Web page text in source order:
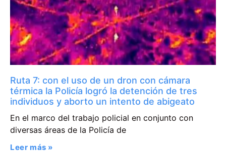
Ruta 7: con el uso de un dron con cámara
térmica la Policía logró la detención de tres
individuos y aborto un intento de abigeato
En el marco del trabajo policial en conjunto con
diversas áreas de la Policía de
Leer más »